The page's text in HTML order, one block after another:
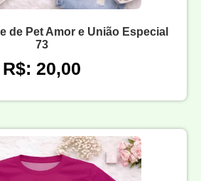
de Pet Amor e União Especial
73
R$: 20,00